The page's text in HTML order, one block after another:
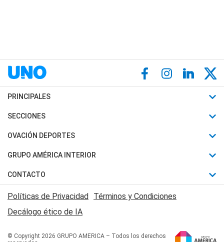
PRINCIPALES
Últimas Noticias
Política
Judiciales
Economia
SECCIONES
Horóscopo
Motores
Trucos caseros
Series y Películas
Edictos y Solicitadas
OVACIÓN DEPORTES
Fútbol
Mundial
Automovilismo
Rugby
Básquet
GRUPO AMÉRICA INTERIOR
Canal 7 en Vivo
San Juan 8
CONTACTO
Acerca de Nosotros
Contactanos
Políticas de Privacidad Términos y Condiciones
Decálogo ético de IA
© Copyright 2026 GRUPO AMERICA – Todos los derechos